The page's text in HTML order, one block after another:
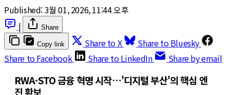
Published:3월 01, 2026, 11:44 오후
|
Share
Copy link Share to X
Share to Bluesky
Share to Facebook
Share to LinkedIn Share by email
RWA·STO 금융 혁명 시작…'디지털 부산'의 핵심 엔
진 확보